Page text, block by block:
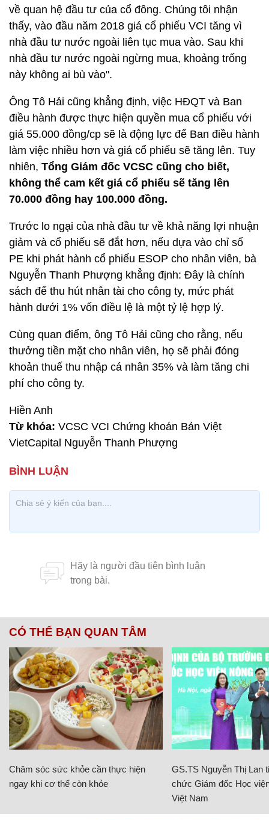
về quan hệ đầu tư của cổ đông. Chúng tôi nhận
thấy, vào đầu năm 2018 giá cổ phiếu VCI tăng vì
nhà đầu tư nước ngoài liên tục mua vào. Sau khi
nhà đầu tư nước ngoài ngừng mua, khoảng trống
này không ai bù vào".
Ông Tô Hải cũng khẳng định, việc HĐQT và Ban
điều hành được thực hiện quyền mua cổ phiếu với
giá 55.000 đồng/cp sẽ là động lực để Ban điều hành
làm việc nhiều hơn và giá cổ phiếu sẽ tăng lên. Tuy
nhiên, Tổng Giám đốc VCSC cũng cho biết,
không thể cam kết giá cổ phiếu sẽ tăng lên
70.000 đồng hay 100.000 đồng.
Trước lo ngại của nhà đầu tư về khả năng lợi nhuận
giảm và cổ phiếu sẽ đắt hơn, nếu dựa vào chỉ số
PE khi phát hành cổ phiếu ESOP cho nhân viên, bà
Nguyễn Thanh Phượng khẳng định: Đây là chính
sách để thu hút nhân tài cho công ty, mức phát
hành dưới 1% vốn điều lệ là một tỷ lệ hợp lý.
Cùng quan điểm, ông Tô Hải cũng cho rằng, nếu
thưởng tiền mặt cho nhân viên, họ sẽ phải đóng
khoản thuế thu nhập cá nhân 35% và làm tăng chi
phí cho công ty.
Hiền Anh
Từ khóa: VCSC VCI Chứng khoán Bản Việt
VietCapital Nguyễn Thanh Phượng
CÓ THỂ BẠN QUAN TÂM
Chăm sóc sức khỏe cần thực hiện
ngay khi cơ thể còn khỏe
GS.TS Nguyễn Thị Lan
chức Giám đốc Học
Việt Nam